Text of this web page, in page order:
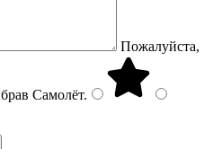
Пожалуйста,
Самолёт.